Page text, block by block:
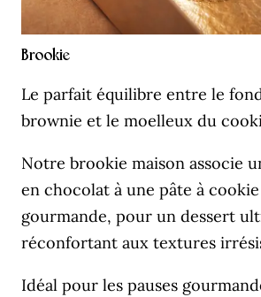
Brookie
Le parfait équilibre entre le
brownie et le moelleux du
Notre brookie maison associe
en chocolat à une pâte à
gourmande, pour un dessert
réconfortant aux textures
Idéal pour les pauses